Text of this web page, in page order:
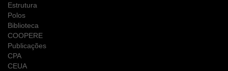
Estrutura
Polos
Biblioteca
COOPERE
Publicações
CPA
CEUA